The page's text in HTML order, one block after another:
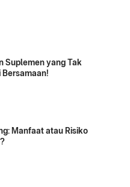
Suplemen yang Tak
Bersamaan!
Manfaat atau Risiko